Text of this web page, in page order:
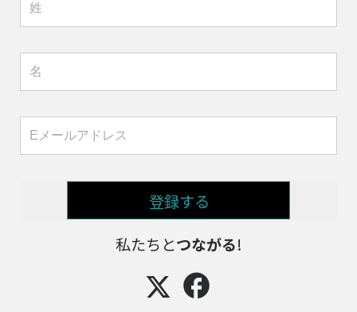
登録する
私たちとつながる!